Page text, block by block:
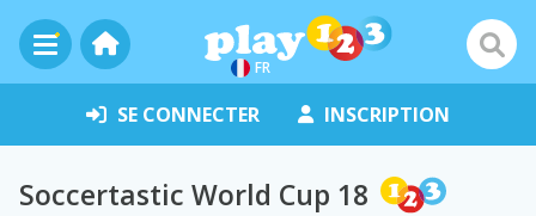
FR
SE CONNECTER INSCRIPTION
Soccertastic World Cup 18